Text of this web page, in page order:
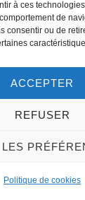
à ces
de
consentir ou de
ACCEPTER
REFUSER
Politique de cookies
Sainte Marie-